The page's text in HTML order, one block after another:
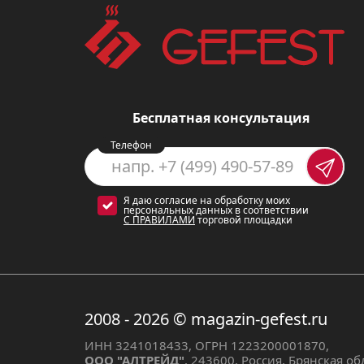
Производительность
Преимущества модели
Кухонная вытяжка Gefest 1502
покупателей:
современный дизайн,
справляется с удалением
ароматных блюд.
Бесплатная консультация
Телефон
Я даю согласие на обработку моих
персональных данных в соответствии
С ПРАВИЛАМИторговой площадки
2008 - 2026 © magazin-gefest.ru
ИНН 3241018433, ОГРН 1223200001870,
ООО "АЛТРЕЙД", 243600, Россия, Брянская